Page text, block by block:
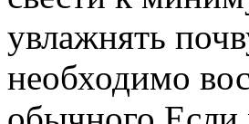
увлажнять
необходимо